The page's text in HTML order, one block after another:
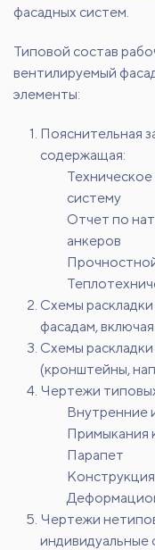
фасадных систем.
Типовой состав
вентилируемый
элементы:
Пояснительная
содержащая:
систему
Отчет по
анкеров
Схемы
фасадам,
Схемы
(кронштейны,
Чертежи
Внутренние
Примыкания
Парапет
Чертежи
индивидуальные